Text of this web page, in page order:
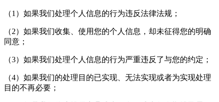
（1）如果我们处理个人信息的行为违反法律法规；
（2）如果我们收集、使用您的个人信息，却未征得您的明确
同意；
（3）如果我们处理个人信息的行为严重违反了与您的约定；
（4）如果我们的处理目的已实现、无法实现或者为实现处理
目的不再必要；